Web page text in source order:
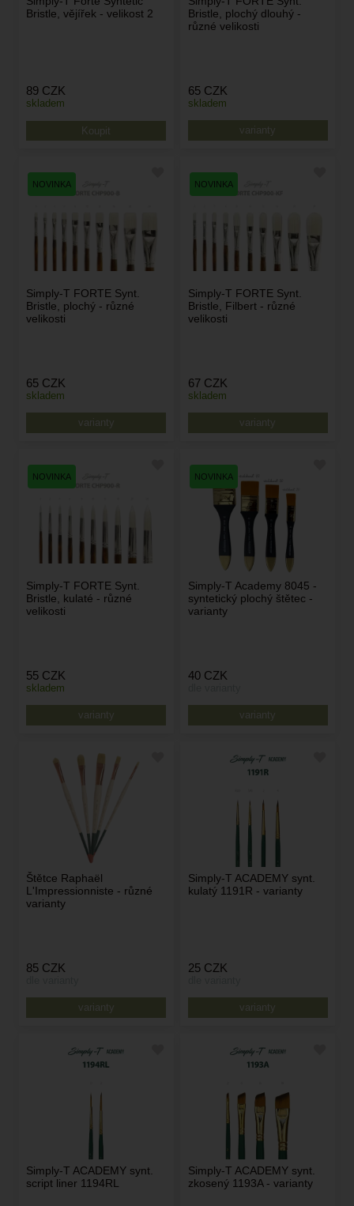
Bristle, vějířek - velikost 2
skladem
89 CZK
Bristle, plochý dlouhý -
různé velikosti
skladem
varianty
65 CZK
Simply-T FORTE Synt.
Bristle, plochý - různé
velikosti
skladem
varianty
65 CZK
Simply-T FORTE Synt.
Bristle, Filbert - různé
velikosti
skladem
varianty
67 CZK
Simply-T FORTE Synt.
Bristle, kulaté - různé
velikosti
skladem
varianty
55 CZK
Simply-T Academy 8045 -
syntetický plochý štětec -
varianty
varianty
40 CZK
Štětce Raphaël
L'Impressionniste - různé
varianty
varianty
85 CZK
Simply-T ACADEMY synt.
kulatý 1191R - varianty
varianty
25 CZK
Simply-T ACADEMY synt.
script liner 1194RL
Simply-T ACADEMY synt.
zkosený 1193A - varianty